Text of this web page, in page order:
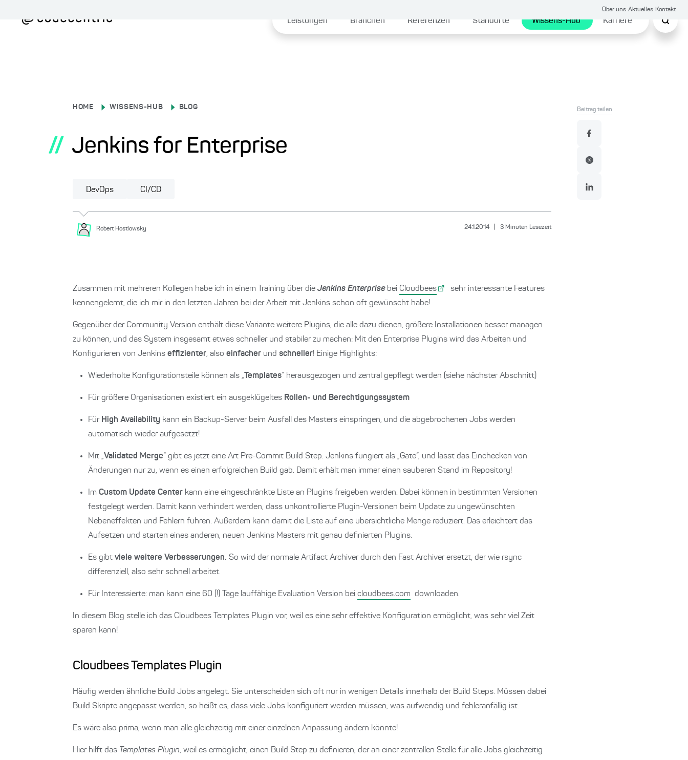
Über uns Aktuelles Kontakt
Leistungen Branchen Referenzen Standorte Wissens-Hub Karriere
HOME WISSENS-HUB BLOG
// Jenkins for Enterprise
DevOps CI/CD
Robert Hostlowsky 24.1.2014 3 Minuten Lesezeit
Zusammen mit mehreren Kollegen habe ich in einem Training über die Jenkins Enterprisebei Cloudbees
sehr interessante Features
kennengelernt, die ich mir in den letzten Jahren bei der Arbeit mit Jenkins schon oft gewünscht habe!
Gegenüber der Community Version enthält diese Variante weitere Plugins, die alle dazu dienen, größere Installationen besser managen
zu können, und das System insgesamt etwas schneller und stabiler zu machen: Mit den Enterprise Plugins wird das Arbeiten und
Konfigurieren von Jenkins effizienter, also einfacher und schneller! Einige Highlights:
Wiederholte Konfigurationsteile können als „ Templates“ herausgezogen und zentral gepflegt werden (siehe nächster Abschnitt)
Für größere Organisationen existiert ein ausgeklügeltes Rollen- und Berechtigungssystem
Für High Availability kann ein Backup-Server beim Ausfall des Masters einspringen, und die abgebrochenen Jobs werden
automatisch wieder aufgesetzt!
Mit „Validated Merge“ gibt es jetzt eine Art Pre-Commit Build Step. Jenkins fungiert als „Gate“, und lässt das Einchecken von
Änderungen nur zu, wenn es einen erfolgreichen Build gab. Damit erhält man immer einen sauberen Stand im Repository!
Im Custom Update Center kann eine eingeschränkte Liste an Plugins freigeben werden. Dabei können in bestimmten Versionen
festgelegt werden. Damit kann verhindert werden, dass unkontrollierte Plugin-Versionen beim Update zu ungewünschten
Nebeneffekten und Fehlern führen. Außerdem kann damit die Liste auf eine übersichtliche Menge reduziert. Das erleichtert das
Aufsetzen und starten eines anderen, neuen Jenkins Masters mit genau definierten Plugins.
Es gibt viele weitere Verbesserungen. So wird der normale Artifact Archiver durch den Fast Archiver ersetzt, der wie rsync
differenziell, also sehr schnell arbeitet.
Für Interessierte: man kann eine 60 (!) Tage lauffähige Evaluation Version bei cloudbees.com downloaden.
In diesem Blog stelle ich das Cloudbees Templates Plugin vor, weil es eine sehr effektive Konfiguration ermöglicht, was sehr viel Zeit
sparen kann!
Cloudbees Templates Plugin
Häufig werden ähnliche Build Jobs angelegt. Sie unterscheiden sich oft nur in wenigen Details innerhalb der Build Steps. Müssen dabei
Build Skripte angepasst werden, so heißt es, dass viele Jobs konfiguriert werden müssen, was aufwendig und fehleranfällig ist.
Es wäre also prima, wenn man alle gleichzeitig mit einer einzelnen Anpassung ändern könnte!
Hier hilft das Templates Plugin, weil es ermöglicht, einen Build Step zu definieren, der an einer zentrallen Stelle für alle Jobs gleichzeitig
Beitrag teilen